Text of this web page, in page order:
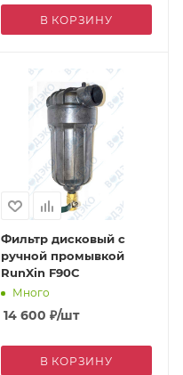
В КОРЗИНУ
Фильтр дисковый с
ручной промывкой
RunXin F90C
Много
14 600 ₽/шт
В КОРЗИНУ